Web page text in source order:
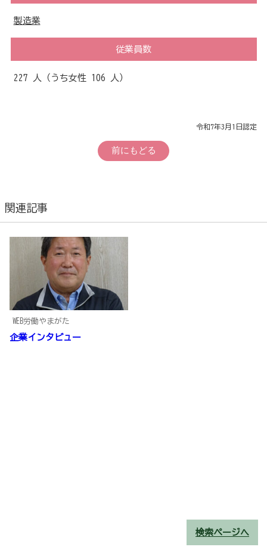
検索ページへ
製造業
従業員数
227 人（うち女性 106 人）
令和7年3月1日認定
前にもどる
関連記事
WEB労働やまがた
企業インタビュー